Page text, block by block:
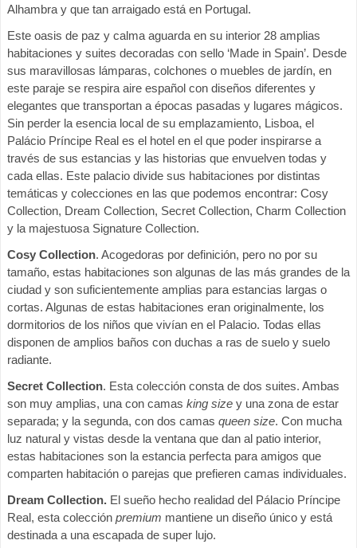
Alhambra y que tan arraigado está en Portugal.
Este oasis de paz y calma aguarda en su interior 28 amplias
habitaciones y suites decoradas con sello ‘Made in Spain’. Desde
sus maravillosas lámparas, colchones o muebles de jardín, en
este paraje se respira aire español con diseños diferentes y
elegantes que transportan a épocas pasadas y lugares mágicos.
Sin perder la esencia local de su emplazamiento, Lisboa, el
Palácio Príncipe Real es el hotel en el que poder inspirarse a
través de sus estancias y las historias que envuelven todas y
cada ellas. Este palacio divide sus habitaciones por distintas
temáticas y colecciones en las que podemos encontrar: Cosy
Collection, Dream Collection, Secret Collection, Charm Collection
y la majestuosa Signature Collection.
Cosy Collection. Acogedoras por definición, pero no por su
tamaño, estas habitaciones son algunas de las más grandes de la
ciudad y son suficientemente amplias para estancias largas o
cortas. Algunas de estas habitaciones eran originalmente, los
dormitorios de los niños que vivían en el Palacio. Todas ellas
disponen de amplios baños con duchas a ras de suelo y suelo
radiante.
Secret Collection. Esta colección consta de dos suites. Ambas
son muy amplias, una con camas king size y una zona de estar
separada; y la segunda, con dos camas queen size. Con mucha
luz natural y vistas desde la ventana que dan al patio interior,
estas habitaciones son la estancia perfecta para amigos que
comparten habitación o parejas que prefieren camas individuales.
Dream Collection. El sueño hecho realidad del Pálacio Príncipe
Real, esta colección premium mantiene un diseño único y está
destinada a una escapada de super lujo.